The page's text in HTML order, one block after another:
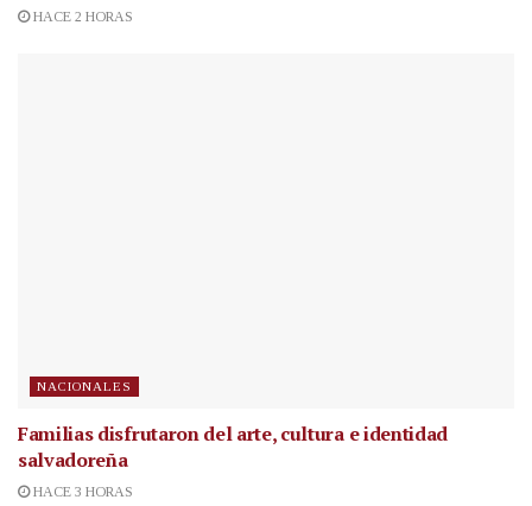
HACE 2 HORAS
NACIONALES
Familias disfrutaron del arte, cultura e identidad
salvadoreña
HACE 3 HORAS